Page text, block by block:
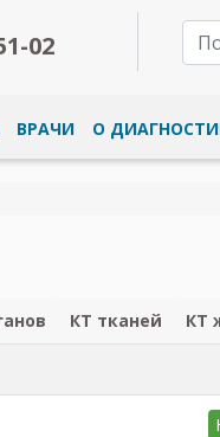
02
ВРАЧИ О
КТ тканей КТ